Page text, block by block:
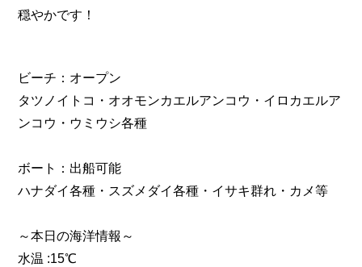
穏やかです！
ビーチ：オープン
タツノイトコ・オオモンカエルアンコウ・イロカエルア
ンコウ・ウミウシ各種
ボート：出船可能
ハナダイ各種・スズメダイ各種・イサキ群れ・カメ等
～本日の海洋情報～
水温 :15℃